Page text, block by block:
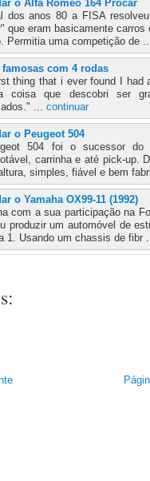
o Alfa Romeo 164 Procar
dos anos 80 a FISA
que eram basicamente
Permitia uma competição de
famosas com 4 rodas
thing that i ever found I had
coisa que descobri ser
... continuar
o Peugeot 504
504 foi o sucessor do
carrinha e até pick-up.
simples, fiável e bem
o Yamaha OX99-11 (1992)
com a sua participação na
produzir um automóvel de
1. Usando um chassis de fibr